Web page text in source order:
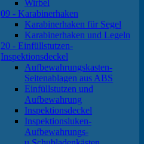
Wirbel
09 - Karabinerhaken
Karabinerhaken für Segel
Karabinerhaken und Legeln
20 - Einfüllstutzen-
Inspektionsdeckel
Aufbewahrungskasten-
Seitenablagen aus ABS
Einfüllstutzen und
Aufbewahrung
Inspektionsdeckel
Inspektionsluken-
Aufbewahrungs-